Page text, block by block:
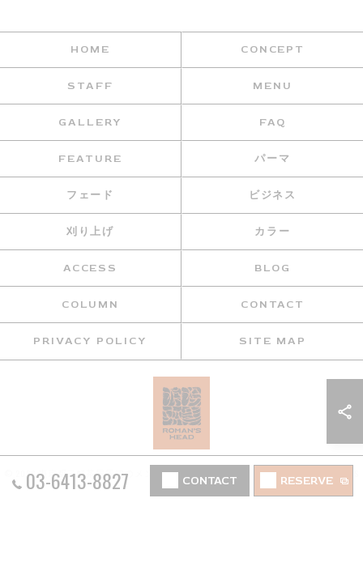
03-6413-8827 CONTACT RESERVE
HOME CONCEPT
STAFF MENU
GALLERY FAQ
FEATURE パーマ
フェード ビジネス
刈り上げ カラー
ACCESS BLOG
COLUMN CONTACT
PRIVACY POLICY SITE MAP
© 2026 東京都三軒茶屋周辺のメンズカットなら浪漫頭髪 ROMAN’S HEAD ALL RIGHTS
RESERVED.